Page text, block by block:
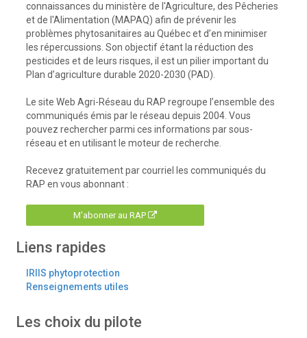
connaissances du ministère de l'Agriculture, des Pêcheries
et de l'Alimentation (MAPAQ) afin de prévenir les
problèmes phytosanitaires au Québec et d’en minimiser
les répercussions. Son objectif étant la réduction des
pesticides et de leurs risques, il est un pilier important du
Plan d’agriculture durable 2020-2030 (PAD).
Le site Web Agri-Réseau du RAP regroupe l’ensemble des
communiqués émis par le réseau depuis 2004. Vous
pouvez rechercher parmi ces informations par sous-
réseau et en utilisant le moteur de recherche.
Recevez gratuitement par courriel les communiqués du
RAP en vous abonnant :
M'abonner au RAP
Liens rapides
IRIIS phytoprotection
Renseignements utiles
Les choix du pilote